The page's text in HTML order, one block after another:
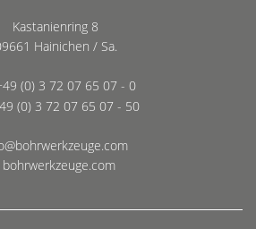
Kastanienring 8
Hainichen / Sa.
(0) 3 72 07 65 07 - 0
(0) 3 72 07 65 07 - 50